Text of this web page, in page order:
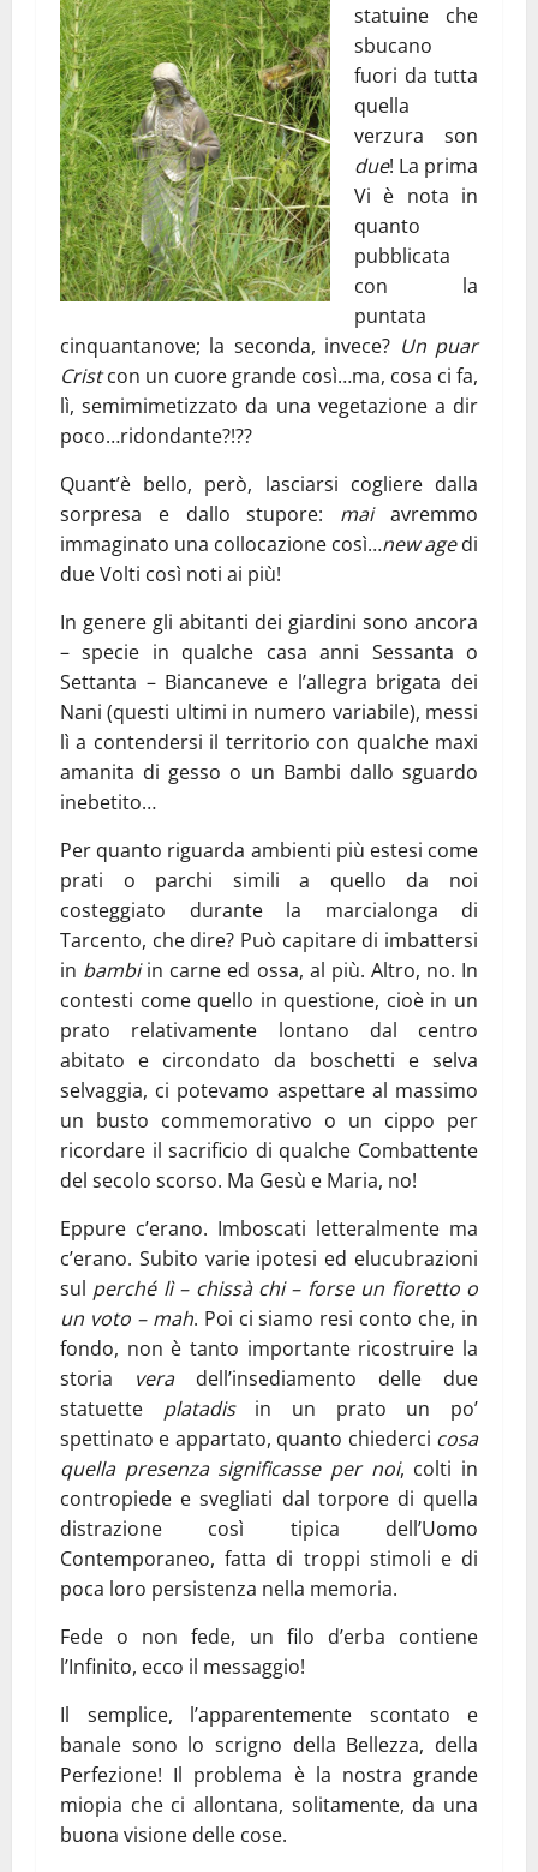
statuine che
sbucano
fuori da tutta
quella
verzura son
due! La prima
Vi è nota in
quanto
pubblicata
con la
puntata
cinquantanove; la seconda, invece? Un puar
Cristcon un cuore grande così…ma, cosa ci fa,
lì, semimimetizzato da una vegetazione a dir
poco…ridondante?!??
Quant’è bello, però, lasciarsi cogliere dalla
sorpresa e dallo stupore: maiavremmo
immaginato una collocazione così…new agedi
due Volti così noti ai più!
In genere gli abitanti dei giardini sono ancora
– specie in qualche casa anni Sessanta o
Settanta – Biancaneve e l’allegra brigata dei
Nani (questi ultimi in numero variabile), messi
lì a contendersi il territorio con qualche maxi
amanita di gesso o un Bambi dallo sguardo
inebetito…
Per quanto riguarda ambienti più estesi come
prati o parchi simili a quello da noi
costeggiato durante la marcialonga di
Tarcento, che dire? Può capitare di imbattersi
in bambiin carne ed ossa, al più. Altro, no. In
contesti come quello in questione, cioè in un
prato relativamente lontano dal centro
abitato e circondato da boschetti e selva
selvaggia, ci potevamo aspettare al massimo
un busto commemorativo o un cippo per
ricordare il sacrificio di qualche Combattente
del secolo scorso. Ma Gesù e Maria, no!
Eppure c’erano. Imboscati letteralmente ma
c’erano. Subito varie ipotesi ed elucubrazioni
sul perché lì – chissà chi – forse un fioretto o
un voto – mah. Poi ci siamo resi conto che, in
fondo, non è tanto importante ricostruire la
storia veradell’insediamento delle due
statuette platadisin un prato un po’
spettinato e appartato, quanto chiederci cosa
quella presenza significasse per noi, colti in
contropiede e svegliati dal torpore di quella
distrazione così tipica dell’Uomo
Contemporaneo, fatta di troppi stimoli e di
poca loro persistenza nella memoria.
Fede o non fede, un filo d’erba contiene
l’Infinito, ecco il messaggio!
Il semplice, l’apparentemente scontato e
banale sono lo scrigno della Bellezza, della
Perfezione! Il problema è la nostra grande
miopia che ci allontana, solitamente, da una
buona visione delle cose.